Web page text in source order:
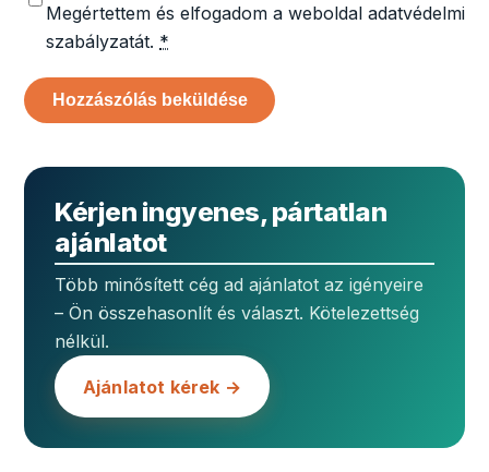
Megértettem és elfogadom a weboldal adatvédelmi
szabályzatát. *
Kérjen ingyenes, pártatlan
ajánlatot
Több minősített cég ad ajánlatot az igényeire
– Ön összehasonlít és választ. Kötelezettség
nélkül.
Ajánlatot kérek →